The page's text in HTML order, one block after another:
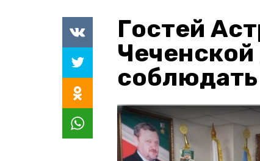
Гостей